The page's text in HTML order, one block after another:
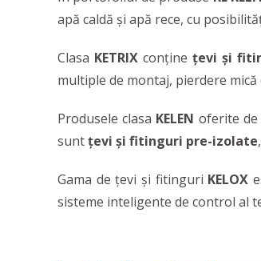
apă caldă și apă rece, cu
Clasa KETRIXconține țevi și
multiple de montaj, pierdere
Produsele clasa KELEN oferite de
suntțevi și fitinguri pre-izolate
Gama de țevi și fitinguri KELOX
sisteme inteligente de control al